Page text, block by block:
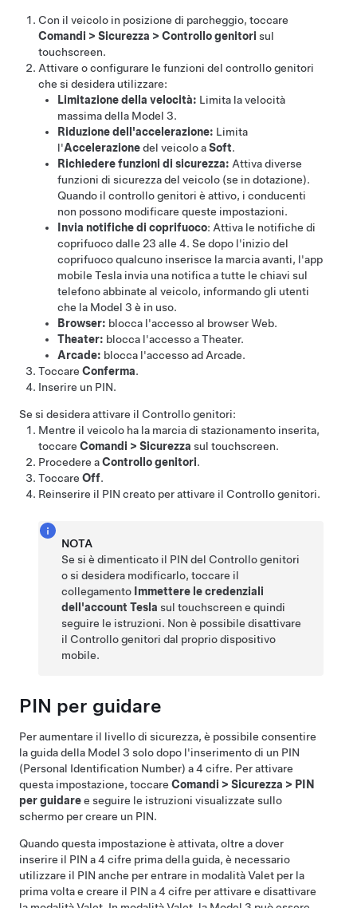
Con il veicolo in posizione di parcheggio, toccare
Comandi > Sicurezza > Controllo genitori sul
touchscreen.
Attivare o configurare le funzioni del controllo genitori
che si desidera utilizzare:
Limitazione della velocità: Limita la velocità
massima della Model 3.
Riduzione dell'accelerazione: Limita
l'Accelerazionedel veicolo aSoft.
Richiedere funzioni di sicurezza: Attiva diverse
funzioni di sicurezza del veicolo (se in dotazione).
Quando il controllo genitori è attivo, i conducenti
non possono modificare queste impostazioni.
Invia notifiche di coprifuoco: Attiva le notifiche di
coprifuoco dalle 23 alle 4. Se dopo l'inizio del
coprifuoco qualcuno inserisce la marcia avanti, l'app
mobile Tesla invia una notifica a tutte le chiavi sul
telefono abbinate al veicolo, informando gli utenti
che la Model 3 è in uso.
Browser: blocca l'accesso al browser Web.
Theater: blocca l'accesso a Theater.
Arcade: blocca l'accesso ad Arcade.
Toccare Conferma.
Inserire un PIN.
Se si desidera attivare il Controllo genitori:
Mentre il veicolo ha la marcia di stazionamento inserita,
toccare Comandi > Sicurezza sul touchscreen.
Procedere aControllo genitori.
Toccare Off.
Reinserire il PIN creato per attivare il Controllo genitori.
NOTA
Se si è dimenticato il PIN del Controllo genitori
o si desidera modificarlo, toccare il
collegamento Immettere le credenziali
dell'account Tesla sul touchscreen e quindi
seguire le istruzioni. Non è possibile disattivare
il Controllo genitori dal proprio dispositivo
mobile.
PIN per guidare
Per aumentare il livello di sicurezza, è possibile consentire
la guida della Model 3 solo dopo l'inserimento di un PIN
(Personal Identification Number) a 4 cifre. Per attivare
questa impostazione, toccare Comandi > Sicurezza > PIN
per guidaree seguire le istruzioni visualizzate sullo
schermo per creare un PIN.
Quando questa impostazione è attivata, oltre a dover
inserire il PIN a 4 cifre prima della guida, è necessario
utilizzare il PIN anche per entrare in modalità Valet per la
prima volta e creare il PIN a 4 cifre per attivare e disattivare